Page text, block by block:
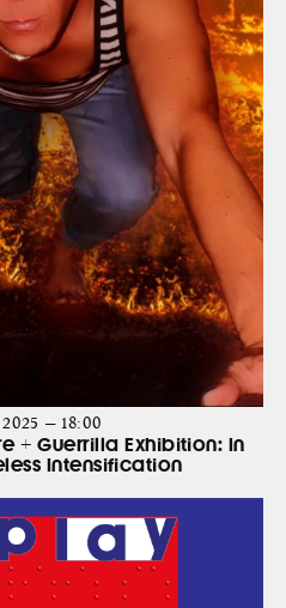
— 18:00
+ Guerrilla Exhibition: In
Intensification